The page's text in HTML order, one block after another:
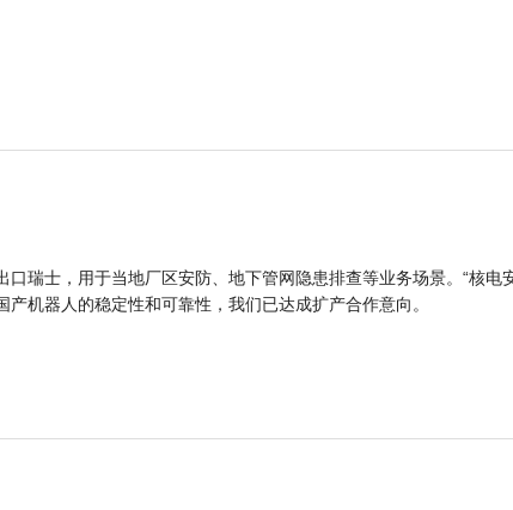
瑞士，用于当地厂区安防、地下管网隐患排查等业务场景。“核电
机器人的稳定性和可靠性，我们已达成扩产合作意向。